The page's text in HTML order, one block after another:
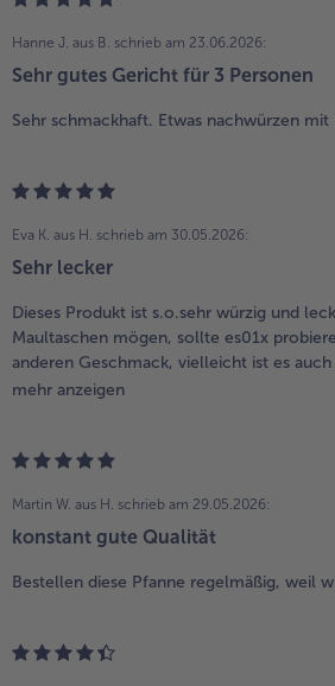
Hanne J. aus B. schrieb am 23.06.2026:
Sehr gutes Gericht für 3 Personen
Sehr schmackhaft. Etwas nachwürzen
Eva K. aus H. schrieb am 30.05.2026:
Sehr lecker
Dieses Produkt ist s.o.sehr würzig und
Maultaschen mögen, sollte es01x
anderen Geschmack, vielleicht ist es
mehr anzeigen
Martin W. aus H. schrieb am 29.05.2026:
konstant gute Qualität
Bestellen diese Pfanne regelmäßig, weil